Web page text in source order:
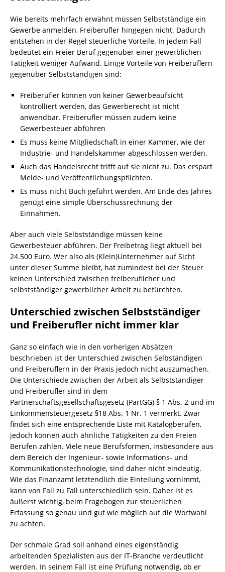
Wie bereits mehrfach erwähnt müssen Selbstständige ein
Gewerbe anmelden, Freiberufler hingegen nicht. Dadurch
entstehen in der Regel steuerliche Vorteile. In jedem Fall
bedeutet ein Freier Beruf gegenüber einer gewerblichen
Tätigkeit weniger Aufwand. Einige Vorteile von Freiberuflern
gegenüber Selbstständigen sind:
Freiberufler können von keiner Gewerbeaufsicht
kontrolliert werden, das Gewerberecht ist nicht
anwendbar. Freiberufler müssen zudem keine
Gewerbesteuer abführen
Es muss keine Mitgliedschaft in einer Kammer, wie der
Industrie- und Handelskammer abgeschlossen werden.
Auch das Handelsrecht trifft auf sie nicht zu. Das erspart
Melde- und Veröffentlichungspflichten.
Es muss nicht Buch geführt werden. Am Ende des Jahres
genügt eine simple Überschussrechnung der
Einnahmen.
Aber auch viele Selbstständige müssen keine
Gewerbesteuer abführen. Der Freibetrag liegt aktuell bei
24.500 Euro. Wer also als (Klein)Unternehmer auf Sicht
unter dieser Summe bleibt, hat zumindest bei der Steuer
keinen Unterschied zwischen freiberuflicher und
selbstständiger gewerblicher Arbeit zu befürchten.
Unterschied zwischen Selbstständiger
und Freiberufler nicht immer klar
Ganz so einfach wie in den vorherigen Absätzen
beschrieben ist der Unterschied zwischen Selbständigen
und Freiberuflern in der Praxis jedoch nicht auszumachen.
Die Unterschiede zwischen der Arbeit als Selbstständiger
und Freiberufler sind in dem
Partnerschaftsgesellschaftsgesetz (PartGG) § 1 Abs. 2 und im
Einkommensteuergesetz §18 Abs. 1 Nr. 1 vermerkt. Zwar
findet sich eine entsprechende Liste mit Katalogberufen,
jedoch können auch ähnliche Tätigkeiten zu den Freien
Berufen zählen. Viele neue Berufsformen, insbesondere aus
dem Bereich der Ingenieur- sowie Informations- und
Kommunikationstechnologie, sind daher nicht eindeutig.
Wie das Finanzamt letztendlich die Einteilung vornimmt,
kann von Fall zu Fall unterschiedlich sein. Daher ist es
äußerst wichtig, beim Fragebogen zur steuerlichen
Erfassung so genau und gut wie möglich auf die Wortwahl
zu achten.
Der schmale Grad soll anhand eines eigenständig
arbeitenden Spezialisten aus der IT-Branche verdeutlicht
werden. In seinem Fall ist eine Prüfung notwendig, ob er